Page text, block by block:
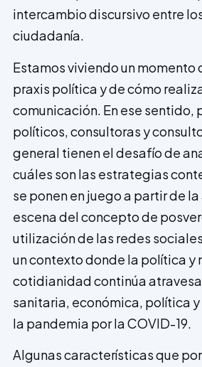
intercambio discursivo entre
ciudadanía.
Estamos viviendo un momento
praxis política y de cómo
comunicación. En ese sentido,
políticos, consultoras y
general tienen el desafío de
cuáles son las estrategias
se ponen en juego a partir de
escena del concepto de
utilización de las redes
un contexto donde la política y
cotidianidad continúa
sanitaria, económica, política
la pandemia por la COVID-19.
Algunas características que